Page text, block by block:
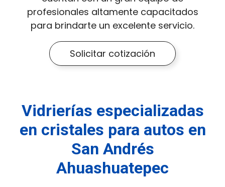
profesionales altamente capacitados
para brindarte un excelente servicio.
Solicitar cotización
Vidrierías especializadas
en cristales para autos en
San Andrés
Ahuashuatepec